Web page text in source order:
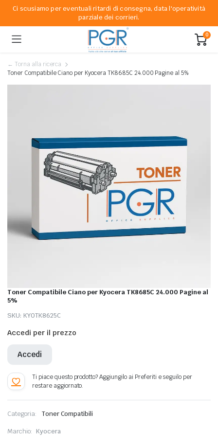
Ci scusiamo per eventuali ritardi di consegna, data l'operatività
parziale dei corrieri.
0
← Torna alla ricerca
Toner Compatibile Ciano per Kyocera TK8685C 24.000 Pagine al 5%
Toner Compatibile Ciano per Kyocera TK8685C 24.000 Pagine al
5%
SKU: KYOTK8625C
Accedi per il prezzo
Accedi
Categoria: Toner Compatibili
Marchio: Kyocera